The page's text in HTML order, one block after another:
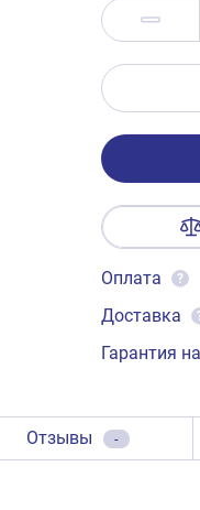
Оплата ?
Доставка
Гарантия
Отзывы -